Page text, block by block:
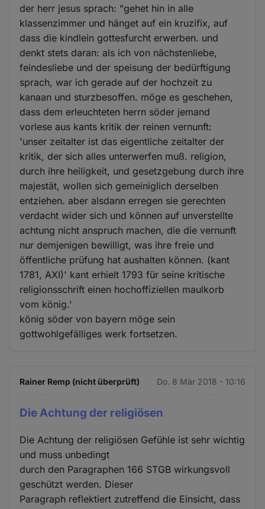
der herr jesus sprach: "gehet hin in alle
klassenzimmer und hänget auf ein kruzifix, auf
dass die kindlein gottesfurcht erwerben. und
denkt stets daran: als ich von nächstenliebe,
feindesliebe und der speisung der bedürftigung
sprach, war ich gerade auf der hochzeit zu
kanaan und sturzbesoffen. möge es geschehen,
dass dem erleuchteten herrn söder jemand
vorlese aus kants kritik der reinen vernunft:
'unser zeitalter ist das eigentliche zeitalter der
kritik, der sich alles unterwerfen muß. religion,
durch ihre heiligkeit, und gesetzgebung durch ihre
majestät, wollen sich gemeiniglich derselben
entziehen. aber alsdann erregen sie gerechten
verdacht wider sich und können auf unverstellte
achtung nicht anspruch machen, die die vernunft
nur demjenigen bewilligt, was ihre freie und
öffentliche prüfung hat aushalten können. (kant
1781, AXI)' kant erhielt 1793 für seine kritische
religionsschrift einen hochoffiziellen maulkorb
vom könig.'
könig söder von bayern möge sein
gottwohlgefälliges werk fortsetzen.
Rainer Remp (nicht überprüft) Do. 8 Mär 2018 - 10:16
Die Achtung der religiösen
Die Achtung der religiösen Gefühle ist sehr wichtig
und muss unbedingt
durch den Paragraphen 166 STGB wirkungsvoll
geschützt werden. Dieser
Paragraph reflektiert zutreffend die Einsicht, dass